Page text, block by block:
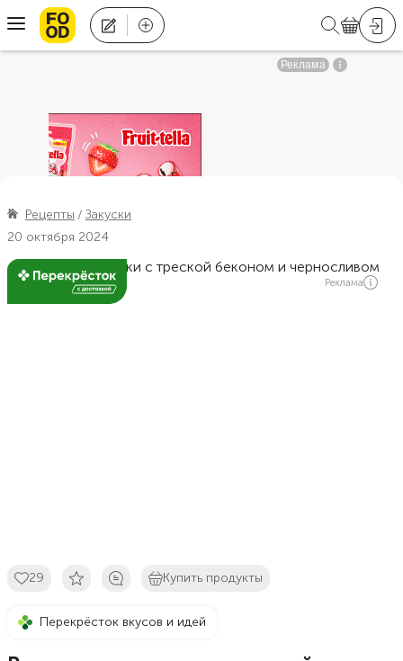
Рецепты
Закуски
20 октября 2024
Реклама
29 Купить продукты
Перекрёсток вкусов и идей